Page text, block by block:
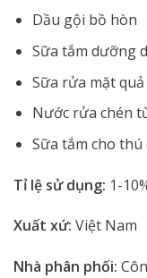
Dầu gội bồ hòn
Sữa tắm dưỡng
Sữa rửa mặt
Nước rửa chén
Sữa tắm cho thú
Tỉ lệ sử dụng: 1-
Xuất xứ: Việt Nam
Nhà phân phối: